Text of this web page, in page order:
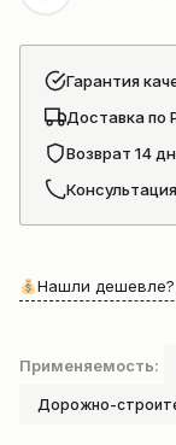
Гарантия
Доставка по
Возврат 14
Нашли дешевле?
Применяемость:
Дорожно-